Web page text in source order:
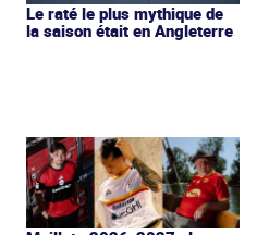
Le raté le plus mythique de
la saison était en Angleterre